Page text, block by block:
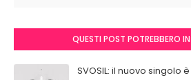
QUESTI POST POTREBBERO
SVOSIL: il nuovo singolo è